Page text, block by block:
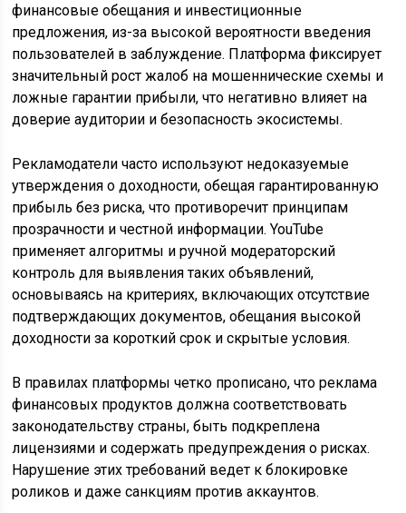
финансовые обещания и инвестиционные
предложения, из-за высокой вероятности введения
пользователей в заблуждение. Платформа фиксирует
значительный рост жалоб на мошеннические схемы и
ложные гарантии прибыли, что негативно влияет на
доверие аудитории и безопасность экосистемы.
Рекламодатели часто используют недоказуемые
утверждения о доходности, обещая гарантированную
прибыль без риска, что противоречит принципам
прозрачности и честной информации. YouTube
применяет алгоритмы и ручной модераторский
контроль для выявления таких объявлений,
основываясь на критериях, включающих отсутствие
подтверждающих документов, обещания высокой
доходности за короткий срок и скрытые условия.
В правилах платформы четко прописано, что реклама
финансовых продуктов должна соответствовать
законодательству страны, быть подкреплена
лицензиями и содержать предупреждения о рисках.
Нарушение этих требований ведет к блокировке
роликов и даже санкциям против аккаунтов.